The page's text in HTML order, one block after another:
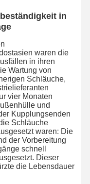
Fälle
in
waren die
in ihren
Wartung von
Schläuche,
vier Monaten
und
Kupplungsenden
Schläuche
waren: Die
der Vorbereitung
schnell
Dieser
die Lebensdauer